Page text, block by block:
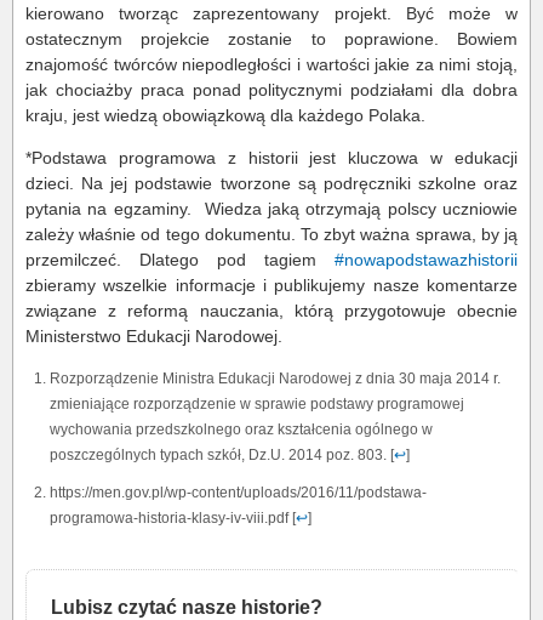
kierowano tworząc zaprezentowany projekt. Być może w
ostatecznym projekcie zostanie to poprawione. Bowiem
znajomość twórców niepodległości i wartości jakie za nimi stoją,
jak chociażby praca ponad politycznymi podziałami dla dobra
kraju, jest wiedzą obowiązkową dla każdego Polaka.
*Podstawa programowa z historii jest kluczowa w edukacji
dzieci. Na jej podstawie tworzone są podręczniki szkolne oraz
pytania na egzaminy. Wiedza jaką otrzymają polscy uczniowie
zależy właśnie od tego dokumentu. To zbyt ważna sprawa, by ją
przemilczeć. Dlatego pod tagiem #nowapodstawazhistorii
zbieramy wszelkie informacje i publikujemy nasze komentarze
związane z reformą nauczania, którą przygotowuje obecnie
Ministerstwo Edukacji Narodowej.
Rozporządzenie Ministra Edukacji Narodowej z dnia 30 maja 2014 r.
zmieniające rozporządzenie w sprawie podstawy programowej
wychowania przedszkolnego oraz kształcenia ogólnego w
poszczególnych typach szkół, Dz.U. 2014 poz. 803. [↩]
https://men.gov.pl/wp-content/uploads/2016/11/podstawa-
programowa-historia-klasy-iv-viii.pdf [↩]
Lubisz czytać nasze historie?